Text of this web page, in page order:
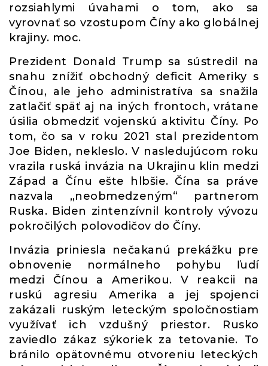
rozsiahlymi úvahami o tom, ako sa
vyrovnať so vzostupom Číny ako globálnej
krajiny. moc.
Prezident Donald Trump sa sústredil na
snahu znížiť obchodný deficit Ameriky s
Čínou, ale jeho administratíva sa snažila
zatlačiť späť aj na iných frontoch, vrátane
úsilia obmedziť vojenskú aktivitu Číny. Po
tom, čo sa v roku 2021 stal prezidentom
Joe Biden, nekleslo. V nasledujúcom roku
vrazila ruská invázia na Ukrajinu klin medzi
Západ a Čínu ešte hlbšie. Čína sa práve
nazvala „neobmedzeným“ partnerom
Ruska. Biden zintenzívnil kontroly vývozu
pokročilých polovodičov do Číny.
Invázia priniesla nečakanú prekážku pre
obnovenie normálneho pohybu ľudí
medzi Čínou a Amerikou. V reakcii na
ruskú agresiu Amerika a jej spojenci
zakázali ruským leteckým spoločnostiam
využívať ich vzdušný priestor. Rusko
zaviedlo zákaz sýkoriek za tetovanie. To
bránilo opätovnému otvoreniu leteckých